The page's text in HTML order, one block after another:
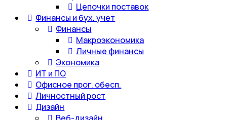
Цепочки поставок
Финансы и бух. учет
Финансы
Макроэкономика
Личные финансы
Экономика
ИТ и ПО
Офисное прог. обесп.
Личностный рост
Дизайн